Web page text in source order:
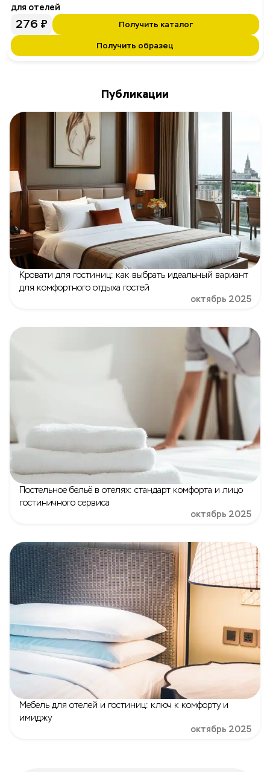
для отелей
276 ₽ Получить каталог
Получить образец
Публикации
Кровати для гостиниц: как выбрать идеальный вариант
для комфортного отдыха гостей
октябрь 2025
Постельное бельё в отелях: стандарт комфорта и лицо
гостиничного сервиса
октябрь 2025
Мебель для отелей и гостиниц: ключ к комфорту и
имиджу
октябрь 2025